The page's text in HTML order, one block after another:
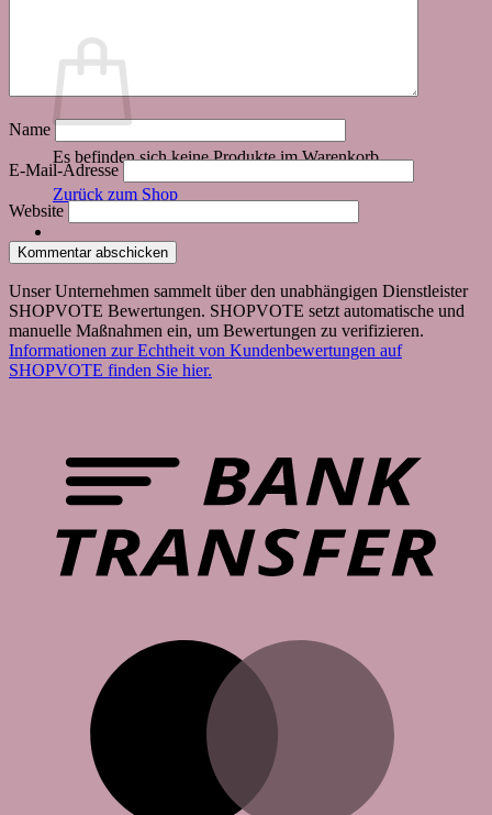
Es befinden sich keine Produkte im Warenkorb.
Zurück zum Shop
Name
E-Mail-Adresse
Website
Unser Unternehmen sammelt über den unabhängigen Dienstleister
SHOPVOTE Bewertungen. SHOPVOTE setzt automatische und
manuelle Maßnahmen ein, um Bewertungen zu verifizieren.
Informationen zur Echtheit von Kundenbewertungen auf
SHOPVOTE finden Sie hier.